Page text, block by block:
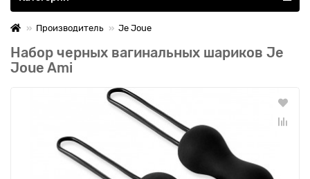
Производитель Je Joue
Набор черных вагинальных шариков Je
Joue Ami